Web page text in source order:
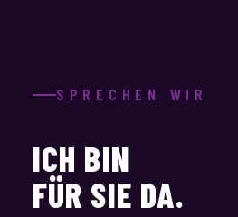
SPRECHEN WIR
ICH BIN
FÜR SIE DA.